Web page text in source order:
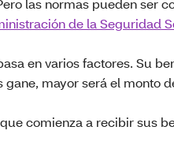
las normas pueden ser
de la Seguridad
en varios factores. Su
mayor será el monto
comienza a recibir sus